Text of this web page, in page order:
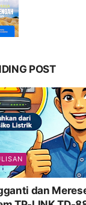
POST
dan